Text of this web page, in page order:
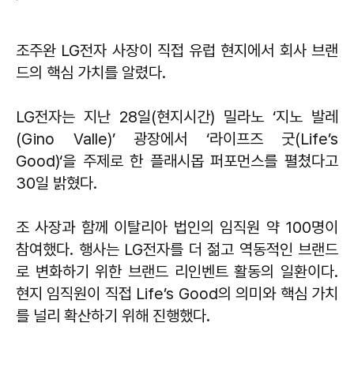
조주완 LG전자 사장이 직접 유럽 현지에서 회사 브랜
드의 핵심 가치를 알렸다.
LG전자는 지난 28일(현지시간) 밀라노 ‘지노 발레
(Gino Valle)’ 광장에서 ‘라이프즈 굿(Life’s
Good)‘을 주제로 한 플래시몹 퍼포먼스를 펼쳤다고
30일 밝혔다.
조 사장과 함께 이탈리아 법인의 임직원 약 100명이
참여했다. 행사는 LG전자를 더 젊고 역동적인 브랜드
로 변화하기 위한 브랜드 리인벤트 활동의 일환이다.
현지 임직원이 직접 Life’s Good의 의미와 핵심 가치
를 널리 확산하기 위해 진행했다.